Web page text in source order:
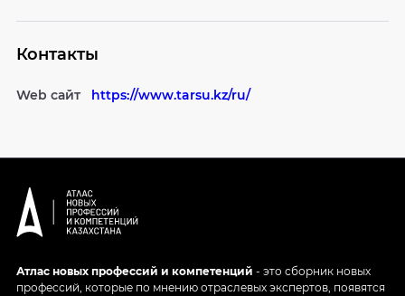
Контакты
Web сайт https://www.tarsu.kz/ru/
Атлас новых профессий и компетенций - это сборник новых
профессий, которые по мнению отраслевых экспертов, появятся